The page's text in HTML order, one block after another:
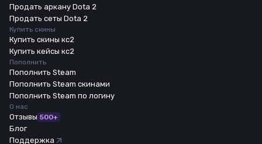
Продать аркану Dota 2
Продать сеты Dota 2
Купить скины
Купить скины кс2
Купить кейсы кс2
Пополнить
Пополнить Steam
Пополнить Steam скинами
Пополнить Steam по логину
О нас
Отзывы 500+
Блог
Поддержка